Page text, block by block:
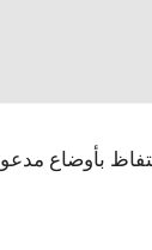
بأوضاع